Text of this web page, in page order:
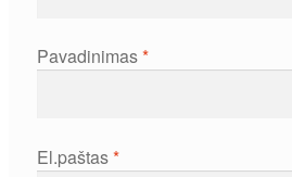
Pavadinimas*
El.paštas*